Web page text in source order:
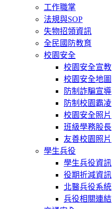
工作職掌
法規與SOP
失物招領資訊
全民國防教育
校園安全
校園安全宣教
校園安全地圖
防制詐騙宣導
防制校園霸凌
校園安全照片
班級學務股長
友善校園照片
學生兵役
學生兵役資訊
役期折減資訊
北醫兵役系統
兵役相關連結